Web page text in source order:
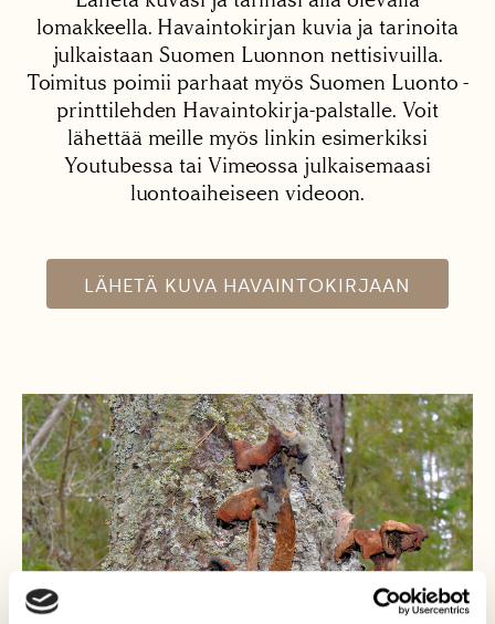
lomakkeella. Havaintokirjan kuvia ja tarinoita
julkaistaan Suomen Luonnon nettisivuilla.
Toimitus poimii parhaat myös Suomen Luonto -
printtilehden Havaintokirja-palstalle. Voit
lähettää meille myös linkin esimerkiksi
Youtubessa tai Vimeossa julkaisemaasi
luontoaiheiseen videoon.
LÄHETÄ KUVA HAVAINTOKIRJAAN